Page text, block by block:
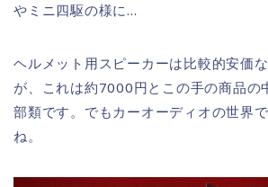
やミニ四駆の様に…
ヘルメット用スピーカーは比較的安価
が、これは約7000円とこの手の商品の
部類です。でもカーオーディオの世界
ね。